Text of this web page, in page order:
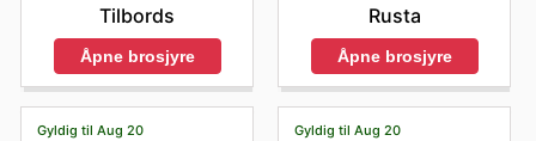
Tilbords
Åpne brosjyre
Rusta
Åpne brosjyre
Gyldig til Aug 20 Gyldig til Aug 20